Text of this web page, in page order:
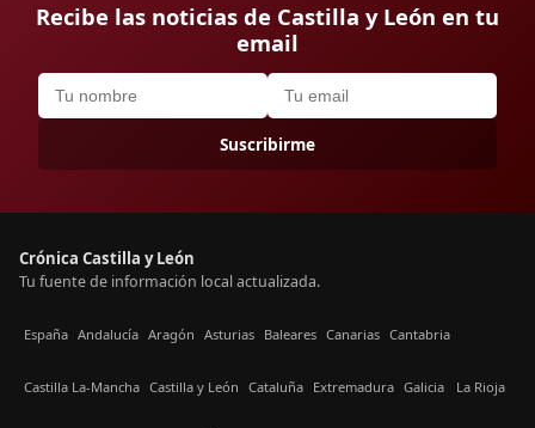
Recibe las noticias de Castilla y León en tu
email
Suscribirme
Crónica Castilla y León
Tu fuente de información local actualizada.
España Andalucía Aragón Asturias Baleares Canarias Cantabria
Castilla La-Mancha Castilla y León Cataluña Extremadura Galicia La Rioja